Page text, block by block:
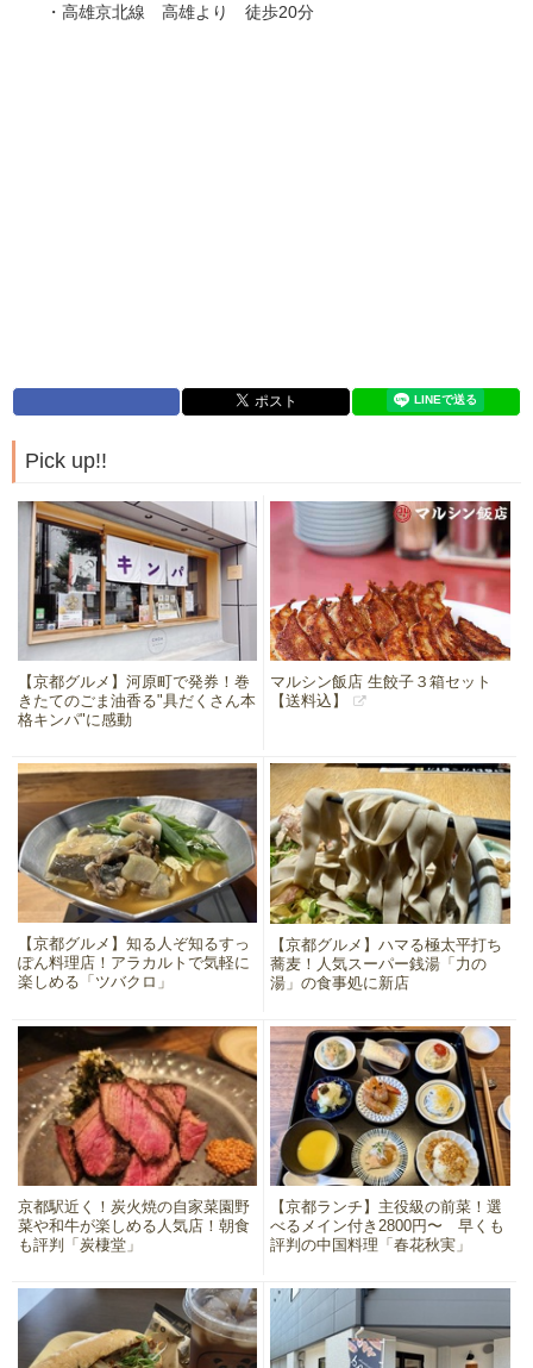
・高雄京北線 高雄より 徒歩20分
Pick up!!
【京都グルメ】河原町で発券！巻
きたてのごま油香る"具だくさん本
格キンパ"に感動
マルシン飯店 生餃子３箱セット
【送料込】
【京都グルメ】知る人ぞ知るすっ
ぽん料理店！アラカルトで気軽に
楽しめる「ツバクロ」
【京都グルメ】ハマる極太平打ち
蕎麦！人気スーパー銭湯「力の
湯」の食事処に新店
京都駅近く！炭火焼の自家菜園野
菜や和牛が楽しめる人気店！朝食
も評判「炭棲堂」
【京都ランチ】主役級の前菜！選
べるメイン付き2800円〜 早くも
評判の中国料理「春花秋実」